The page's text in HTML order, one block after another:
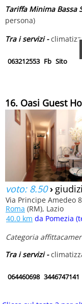
Tariffa Minima Bassa
persona)
Tra i servizi -
063212553 Fb Sito
16. Oasi Guest
voto: 8.50›
Via Principe Amedeo
Roma (RM), Lazio
40.0 km da Pomezia
Categoria
Tra i servizi -
064460698 3446747141